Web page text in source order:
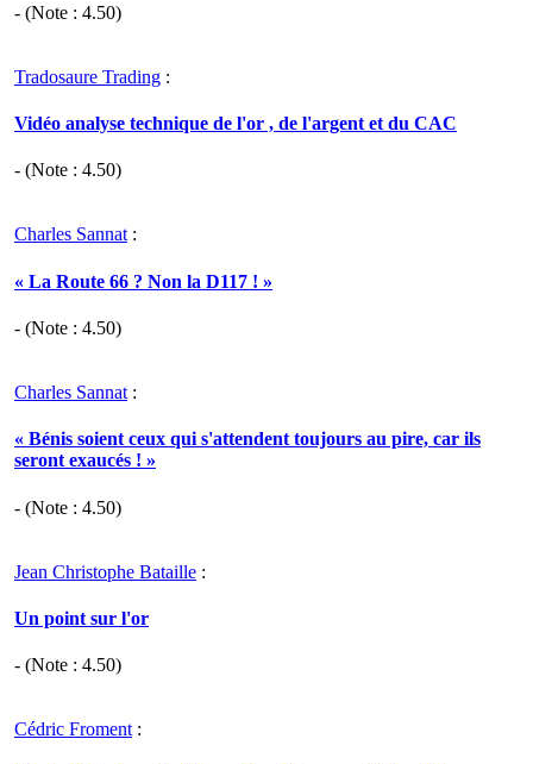
- (Note : 4.50)
Tradosaure Trading :
Vidéo analyse technique de l'or , de l'argent et du CAC
- (Note : 4.50)
Charles Sannat:
« La Route 66 ? Non la D117 ! »
- (Note : 4.50)
Charles Sannat :
« Bénis soient ceux qui s'attendent toujours au pire, car ils
seront exaucés ! »
- (Note : 4.50)
Jean Christophe Bataille :
Un point sur l'or
- (Note : 4.50)
Cédric Froment :